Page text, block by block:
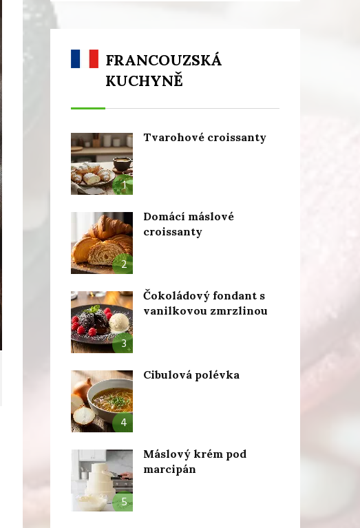
FRANCOUZSKÁ
KUCHYNĚ
1
Tvarohové croissanty
2
Domácí máslové
croissanty
3
Čokoládový fondant s
vanilkovou zmrzlinou
4
Cibulová polévka
5
Máslový krém pod
marcipán